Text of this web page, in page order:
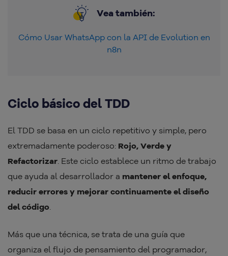
Vea también:
Cómo Usar WhatsApp con la API de Evolution en
n8n
Ciclo básico del TDD
El TDD se basa en un ciclo repetitivo y simple, pero
extremadamente poderoso: Rojo, Verde y
Refactorizar. Este ciclo establece un ritmo de trabajo
que ayuda al desarrollador a mantener el enfoque,
reducir errores y mejorar continuamente el diseño
del código.
Más que una técnica, se trata de una guía que
organiza el flujo de pensamiento del programador,